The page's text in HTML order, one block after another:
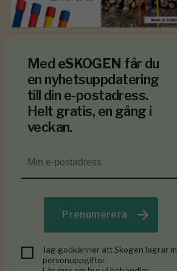
Med eSKOGEN får du
en nyhetsuppdatering
till din e-postadress.
Helt gratis, en gång i
veckan.
Prenumerera
Jag godkänner att Skogen lagrar
personuppgifter.